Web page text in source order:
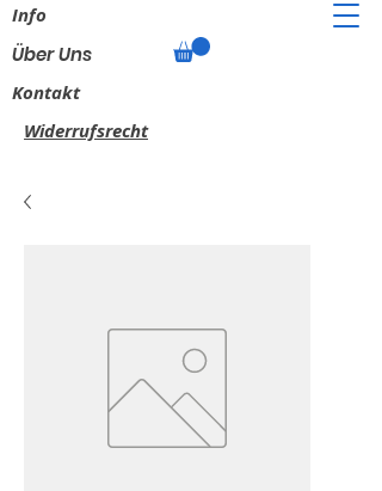
Info
Über Uns
Kontakt
Widerrufsrecht